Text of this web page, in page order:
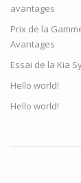
avantages
Prix de la
Avantages
Essai de la Kia
Hello world!
Hello world!